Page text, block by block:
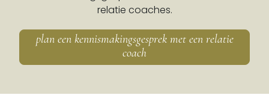
relatie coaches.
plan een kennismakingsgesprek met een relatie
coach